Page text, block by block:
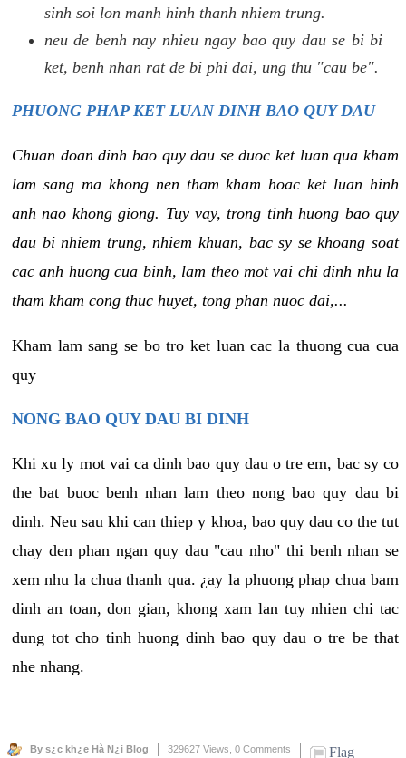
sinh soi lon manh hinh thanh nhiem trung.
neu de benh nay nhieu ngay bao quy dau se bi bi
ket, benh nhan rat de bi phi dai, ung thu "cau be".
PHUONG PHAP KET LUAN DINH BAO QUY DAU
Chuan doan dinh bao quy dau se duoc ket luan qua kham
lam sang ma khong nen tham kham hoac ket luan hinh
anh nao khong giong. Tuy vay, trong tinh huong bao quy
dau bi nhiem trung, nhiem khuan, bac sy se khoang soat
cac anh huong cua binh, lam theo mot vai chi dinh nhu la
tham kham cong thuc huyet, tong phan nuoc dai,...
Kham lam sang se bo tro ket luan cac la thuong cua cua
quy
NONG BAO QUY DAU BI DINH
Khi xu ly mot vai ca dinh bao quy dau o tre em, bac sy co
the bat buoc benh nhan lam theo nong bao quy dau bi
dinh. Neu sau khi can thiep y khoa, bao quy dau co the tut
chay den phan ngan quy dau "cau nho" thi benh nhan se
xem nhu la chua thanh qua. ¿ay la phuong phap chua bam
dinh an toan, don gian, khong xam lan tuy nhien chi tac
dung tot cho tinh huong dinh bao quy dau o tre be that
nhe nhang.
By s¿c kh¿e Hà N¿i Blog 329627 Views, 0 Comments Flag